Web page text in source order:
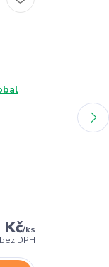
Kč/ks
bez DPH